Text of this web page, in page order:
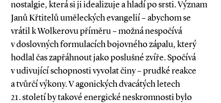
nostalgie, která si ji idealizuje a hladí po srsti. Význam
Janů Křtitelů uměleckých evangelií – abychom se
vrátil k Wolkerovu příměru – možná nespočívá
v doslovných formulacích bojovného zápalu, který
hodlal čas zapřáhnout jako poslušné zvíře. Spočívá
v udivující schopnosti vyvolat činy – prudké reakce
a tvůrčí výkony. V agonických dvacátých letech
21. století by takové energické neskromnosti bylo